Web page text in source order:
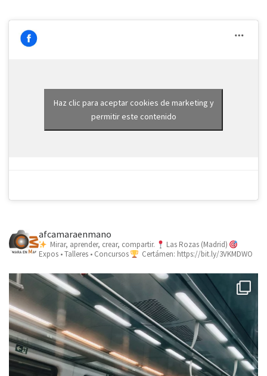
Haz clic para aceptar cookies de marketing y
permitir este contenido
afcamaraenmano
Mirar, aprender, crear, compartir.
Las Rozas (Madrid)
Expos • Talleres • Concursos
Certámen: https://bit.ly/3VKMDWO